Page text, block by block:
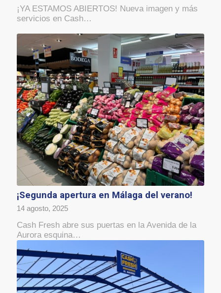
¡YA ESTAMOS ABIERTOS! Nueva imagen y más
servicios en Cash…
¡Segunda apertura en Málaga del verano!
14 agosto, 2025
Cash Fresh abre sus puertas en la Avenida de la
Aurora esquina…